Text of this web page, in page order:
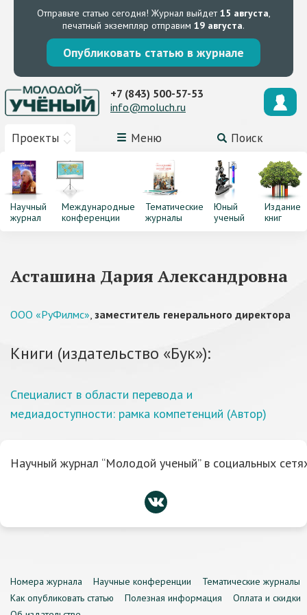
Отправьте статью сегодня! Журнал выйдет15 августа,
печатный экземпляр отправим 19 августа.
Опубликовать статью в журнале
Проекты Меню Поиск
+7 (843) 500-57-53
info@moluch.ru
Научный
журнал
Международные
конференции
Тематические
журналы
Юный
ученый
Издание
книг
Асташина Дария Александровна
ООО «РуФилмс», заместитель генерального директора
Книги (издательство «Бук»):
Специалист в области перевода и
медиадоступности: рамка компетенций (Автор)
Научный журнал “Молодой ученый” в социальных
Номера журнала Научные конференции
Тематические журналы
Как опубликовать статью
Полезная информация
Оплата и скидки